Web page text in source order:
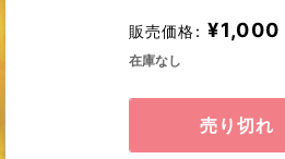
販売価格: ¥1,000
在庫なし
売り切れ